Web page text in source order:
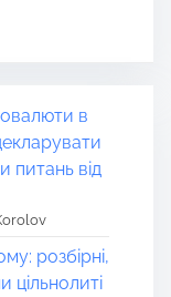
в
питань від
розбірні,
цільнолиті